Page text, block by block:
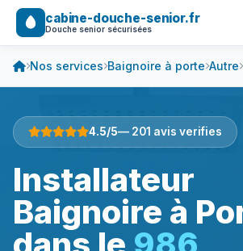
cabine-douche-senior.fr
Douche senior sécurisées
Nos services Baignoire à porte Autre
4.5/5— 201 avis verifies
Installateur
Baignoire à